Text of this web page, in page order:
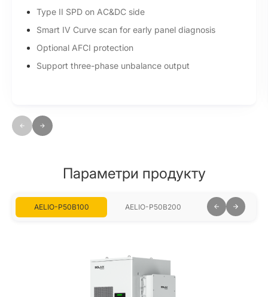
Single cabinet with up to 200kWh, expandable to
MWh-scale capacity
Параметри продукту
AELIO-P50B100 AELIO-P50B200 AELIO-